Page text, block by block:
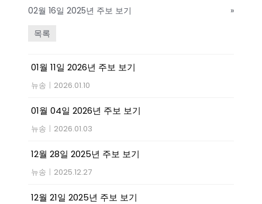
02월 16일 2025년 주보 보기
»
목록
01월 11일 2026년 주보 보기
뉴송 | 2026.01.10
01월 04일 2026년 주보 보기
뉴송 | 2026.01.03
12월 28일 2025년 주보 보기
뉴송 | 2025.12.27
12월 21일 2025년 주보 보기